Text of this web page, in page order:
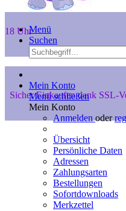
18 Uhr
Sicher Einkaufen dank SSL-
Menü
Suchen
Mein Konto
Menü schließen
Mein Konto
Anmelden oder
Übersicht
Persönliche Daten
Adressen
Zahlungsarten
Bestellungen
Sofortdownloads
Merkzettel